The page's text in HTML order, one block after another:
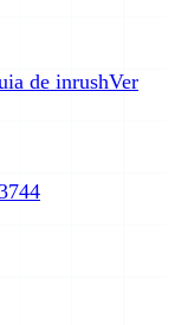
de inrushVer